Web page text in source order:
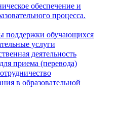
обеспечение и
процесса.
поддержки обучающихся
услуги
деятельность
приема (перевода)
в образовательной